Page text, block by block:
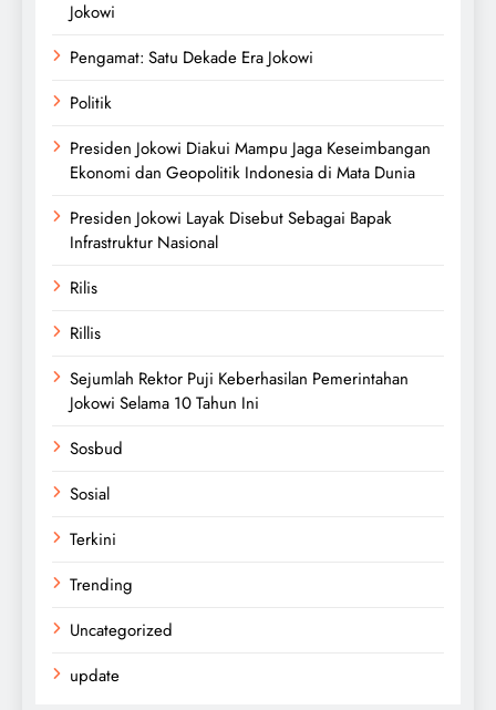
Jokowi
Pengamat: Satu Dekade Era Jokowi
Politik
Presiden Jokowi Diakui Mampu Jaga Keseimbangan
Ekonomi dan Geopolitik Indonesia di Mata Dunia
Presiden Jokowi Layak Disebut Sebagai Bapak
Infrastruktur Nasional
Rilis
Rillis
Sejumlah Rektor Puji Keberhasilan Pemerintahan
Jokowi Selama 10 Tahun Ini
Sosbud
Sosial
Terkini
Trending
Uncategorized
update